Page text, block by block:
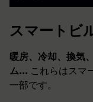
Play
スマートビ
暖房、冷却、換気
ム... これらはスマ
一部です。